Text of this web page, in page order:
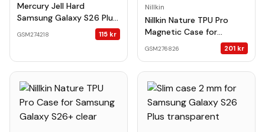
Mercury Jell Hard
Samsung Galaxy S26 Plus
GSM274218 115 kr
Nillkin
Nillkin Nature TPU Pro
Magnetic Case for
Samsung Galaxy S26+
GSM276826 201 kr